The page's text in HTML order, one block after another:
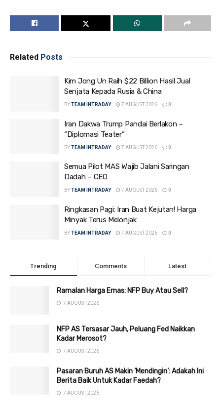
Related Posts
Kim Jong Un Raih $22 Billion Hasil Jual
Senjata Kepada Rusia & China
BY TEAM INTRADAY 7 AUGUST 2026 0
Iran Dakwa Trump Pandai Berlakon –
“Diplomasi Teater”
BYTEAM INTRADAY 7 AUGUST 2026 0
Semua Pilot MAS Wajib Jalani Saringan
Dadah – CEO
BY TEAM INTRADAY 7 AUGUST 2026 0
Ringkasan Pagi: Iran Buat Kejutan! Harga
Minyak Terus Melonjak
BYTEAM INTRADAY 7 AUGUST 2026 0
Trending Comments Latest
Ramalan Harga Emas: NFP Buy Atau Sell?
7 AUGUST 2026
NFP AS Tersasar Jauh, Peluang Fed Naikkan
Kadar Merosot?
7 AUGUST 2026
Pasaran Buruh AS Makin ‘Mendingin’: Adakah Ini
Berita Baik Untuk Kadar Faedah?
7 AUGUST 2026